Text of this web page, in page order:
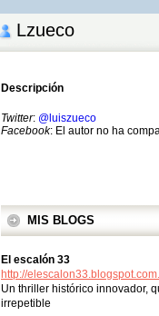
Lzueco
Descripción
Twitter: @luiszueco
Facebook: El autor no ha
MIS BLOGS
El escalón 33
http://
Un thriller histórico innovador,
irrepetible